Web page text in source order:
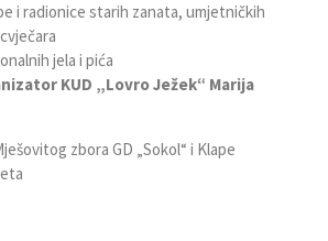
i radionice starih zanata, umjetničkih
jela i pića
KUD „Lovro Ježek“ Marija
zbora GD „Sokol“ i Klape